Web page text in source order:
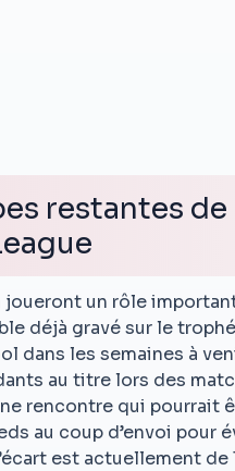
restantes
joueront un rôle
déjà gravé sur le
dans les semaines à
au titre lors des
rencontre qui pourrait
au coup d’envoi pour
est actuellement